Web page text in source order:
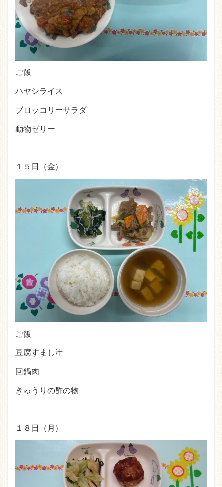
ご飯
ハヤシライス
ブロッコリーサラダ
動物ゼリー
１５日（金）
ご飯
豆腐すまし汁
回鍋肉
きゅうりの酢の物
１８日（月）